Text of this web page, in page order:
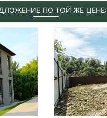
ПО ТОЙ ЖЕ ЦЕНЕ: